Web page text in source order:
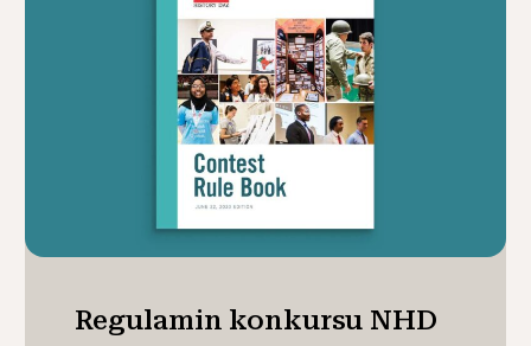
Regulamin konkursu NHD